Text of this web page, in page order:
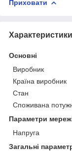
Приховати
Характеристики
Основні
Виробник
Країна виробник
Стан
Споживана
Параметри
Напруга
Загальні